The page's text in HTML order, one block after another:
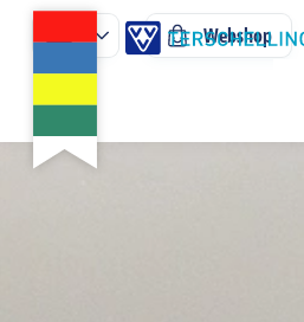
Webshop